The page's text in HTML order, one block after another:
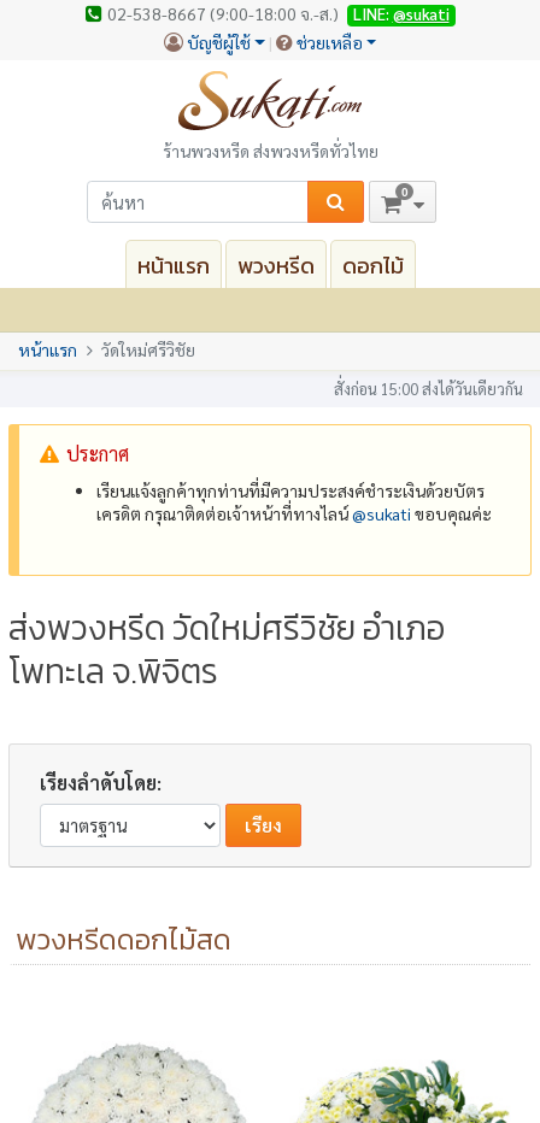
02-538-8667 (9:00-18:00 จ.-ส.) LINE: @sukati
บัญชีผู้ใช้ ช่วยเหลือ
ร้านพวงหรีด ส่งพวงหรีดทั่วไทย
0
หน้าแรก พวงหรีด ดอกไม้
หน้าแรก วัดใหม่ศรีวิชัย
สั่งก่อน 15:00 ส่งได้วันเดียวกัน
ประกาศ
เรียนแจ้งลูกค้าทุกท่านที่มีความประสงค์ชำระเงินด้วยบัตร
เครดิต กรุณาติดต่อเจ้าหน้าที่ทางไลน์@‌sukati ขอบคุณค่ะ
ส่งพวงหรีด วัดใหม่ศรีวิชัย อำเภอ
โพทะเล จ.พิจิตร
เรียงลำดับโดย:
พวงหรีดดอกไม้สด